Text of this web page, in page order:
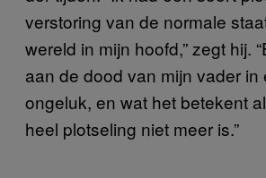
verstoring van de normale
wereld in mijn hoofd,” zegt hij.
aan de dood van mijn vader in
ongeluk, en wat het betekent
heel plotseling niet meer is.”